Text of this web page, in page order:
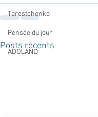
Terestchenko
Pensée du jour
ADOLAND
Posts récents